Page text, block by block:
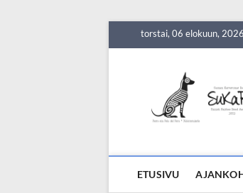
torstai, 06 elokuun, 2026
ETUSIVU